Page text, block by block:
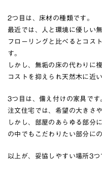
2つ目は、床材の種類です。
最近では、人と環境に優しい
フローリングと比べるとコス
す。
しかし、無垢の床の代わりに
コストを抑えられ天然木に近
3つ目は、備え付けの家具です
注文住宅では、希望の大きさ
しかし、部屋のあらゆる部分
の中でもこだわりたい部分に
以上が、妥協しやすい場所3つ